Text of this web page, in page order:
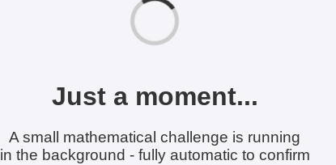
Just a moment...
A small mathematical challenge is running
in the background - fully automatic to confirm